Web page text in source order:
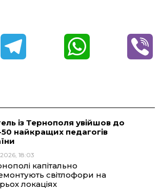
e
r
t
A
із Тернополя увійшов до
найкращих педагогів
18:03
капітально
світлофори на
локаціях